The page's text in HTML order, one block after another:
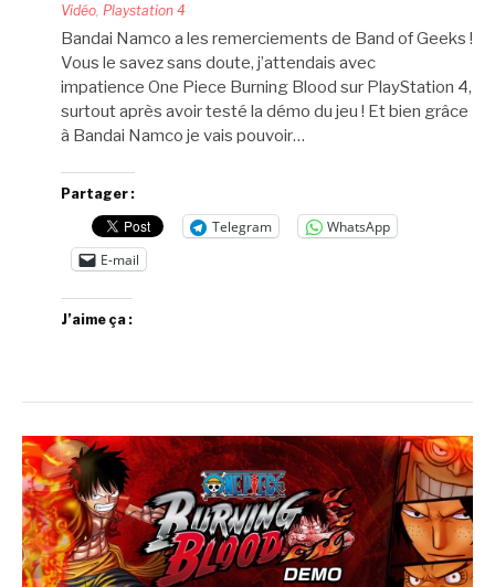
Vidéo Playstation 4
Bandai Namco a les remerciements de Band of Geeks !
Vous le savez sans doute, j’attendais avec
impatience One Piece Burning Blood sur PlayStation 4,
surtout après avoir testé la démo du jeu ! Et bien grâce
à Bandai Namco je vais pouvoir…
Partager :
Telegram
WhatsApp
E-mail
J’aime ça :